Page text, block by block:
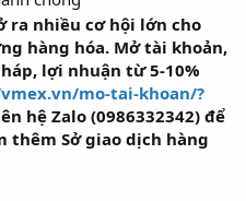
ra nhiều cơ hội lớn cho
hàng hóa. Mở tài khoản,
lợi nhuận từ 5-10%
mo-tai-khoan/?
hệ Zalo (0986332342) để
thêm Sở giao dịch hàng